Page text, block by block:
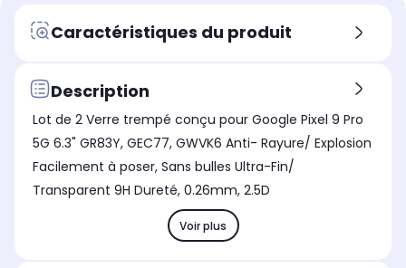
Caractéristiques du produit
Description
Lot de 2 Verre trempé conçu pour Google Pixel 9 Pro
5G 6.3" GR83Y, GEC77, GWVK6 Anti- Rayure/ Explosion
Facilement à poser, Sans bulles Ultra-Fin/
Transparent 9H Dureté, 0.26mm, 2.5D
Voir plus